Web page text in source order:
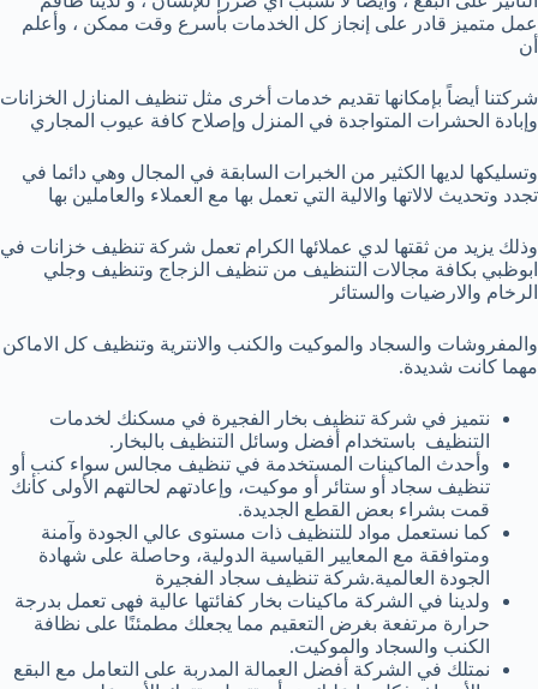
عمل متميز قادر على إنجاز كل الخدمات بأسرع وقت ممكن ، وأعلم
أن
شركتنا أيضاً بإمكانها تقديم خدمات أخرى مثل تنظيف المنازل الخزانات
وإبادة الحشرات المتواجدة في المنزل وإصلاح كافة عيوب المجاري
وتسليكها لديها الكثير من الخبرات السابقة في المجال وهي دائما في
تجدد وتحديث لالاتها والالية التي تعمل بها مع العملاء والعاملين بها
وذلك يزيد من ثقتها لدي عملائها الكرام تعمل شركة تنظيف خزانات في
ابوظبي بكافة مجالات التنظيف من تنظيف الزجاج وتنظيف وجلي
الرخام والارضيات والستائر
والمفروشات والسجاد والموكيت والكنب والانترية وتنظيف كل الاماكن
مهما كانت شديدة.
نتميز في شركة تنظيف بخار الفجيرة في مسكنك لخدمات
التنظيف باستخدام أفضل وسائل التنظيف بالبخار.
وأحدث الماكينات المستخدمة في تنظيف مجالس سواء كنب أو
تنظيف سجاد أو ستائر أو موكيت، وإعادتهم لحالتهم الأولى كأنك
قمت بشراء بعض القطع الجديدة.
كما نستعمل مواد للتنظيف ذات مستوى عالي الجودة وآمنة
ومتوافقة مع المعايير القياسية الدولية، وحاصلة على شهادة
الجودة العالمية.شركة تنظيف سجاد الفجيرة
ولدينا في الشركة ماكينات بخار كفائتها عالية فهى تعمل بدرجة
حرارة مرتفعة بغرض التعقيم مما يجعلك مطمئنًا على نظافة
الكنب والسجاد والموكيت.
نمتلك في الشركة أفضل العمالة المدربة على التعامل مع البقع